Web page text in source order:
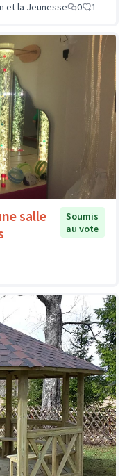
et la Jeunesse
0 1
salle
Soumis
au vote